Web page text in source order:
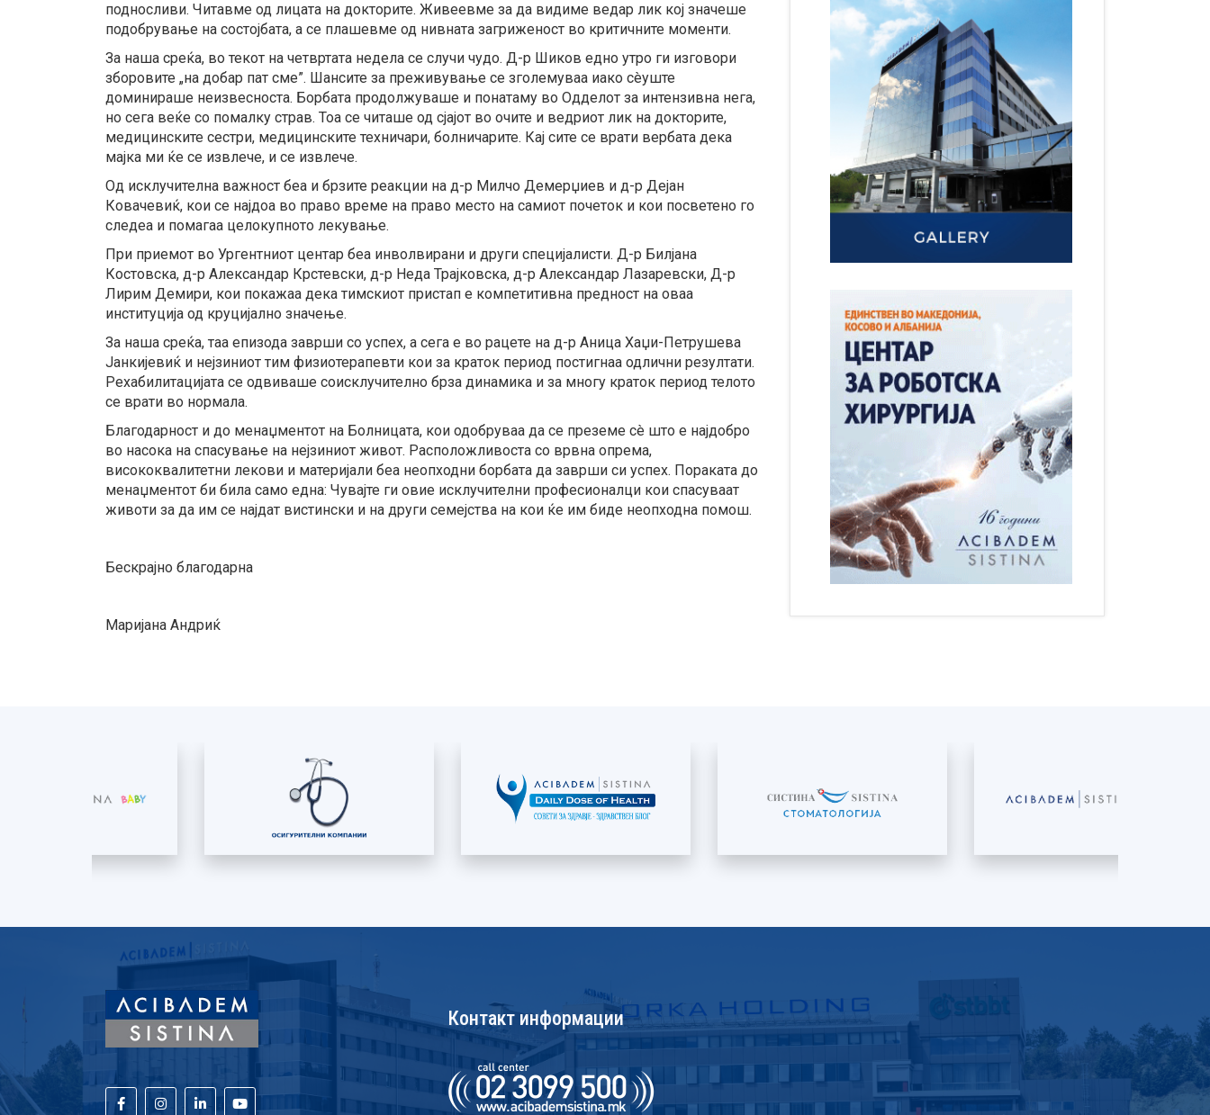
подносливи. Читавме од лицата на докторите. Живеевме за да видиме ведар лик кој значеше
подобрување на состојбата, а се плашевме од нивната загриженост во критичните моменти.
За наша среќа, во текот на четвртата недела се случи чудо. Д-р Шиков едно утро ги изговори
зборовите „на добар пат сме”. Шансите за преживување се зголемуваа иако сèуште
доминираше неизвесноста. Борбата продолжуваше и понатаму во Одделот за интензивна нега,
но сега веќе со помалку страв. Тоа се читаше од сјајот во очите и ведриот лик на докторите,
медицинските сестри, медицинските техничари, болничарите. Кај сите се врати вербата дека
мајка ми ќе се извлече, и се извлече.
Од исклучителна важност беа и брзите реакции на д-р Милчо Демерџиев и д-р Дејан
Ковачевиќ, кои се најдоа во право време на право место на самиот почеток и кои посветено го
следеа и помагаа целокупното лекување.
При приемот во Ургентниот центар беа инволвирани и други специјалисти. Д-р Билјана
Костовска, д-р Александар Крстевски, д-р Неда Трајковска, д-р Александар Лазаревски, Д-р
Лирим Демири, кои покажаа дека тимскиот пристап е компетитивна предност на оваа
институција од круцијално значење.
За наша среќа, таа епизода заврши со успех, а сега е во рацете на д-р Аница Хаџи-Петрушева
Јанкијевиќ и нејзиниот тим физиотерапевти кои за краток период постигнаа одлични резултати.
Рехабилитацијата се одвиваше соисклучително брза динамика и за многу краток период телото
се врати во нормала.
Благодарност и до менаџментот на Болницата, кои одобруваа да се преземе сè што е најдобро
во насока на спасување на нејзиниот живот. Расположливоста со врвна опрема,
висококвалитетни лекови и материјали беа неопходни борбата да заврши си успех. Пораката до
менаџментот би била само една: Чувајте ги овие исклучителни професионалци кои спасуваат
животи за да им се најдат вистински и на други семејства на кои ќе им биде неопходна помош.
Бескрајно благодарна
Маријана Андриќ
Контакт информации